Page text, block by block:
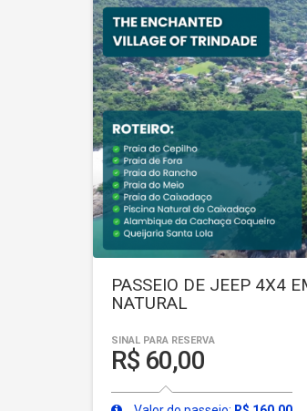
PASSEIO DE JEEP 4X4
NATURAL
SINAL PARA RESERVA
R$ 60,00